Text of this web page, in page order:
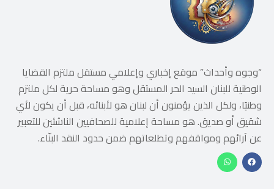
“وجوه وأحداث” موقع إخباري وإعلامي مستقل ملتزم القضايا
الوطنية للبنان السيد الحر المستقل وهو مساحة حرية لكل ملتزم
وطنيًا، ولكل الذين يؤمنون أن لبنان هو لأبنائه، قبل أن يكون لأي
شقيق أو صديق. هو مساحة إعلامية للصحافيين الناشئين للتعبير
عن آرائهم ومواقفهم وتطلعاتهم ضمن حدود النقد البنّاء.